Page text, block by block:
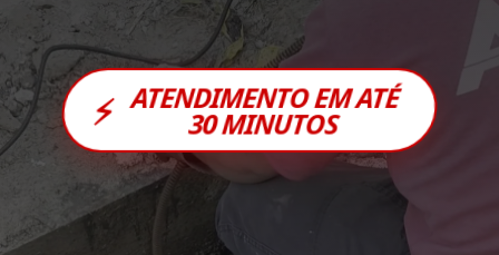
⚡ ATENDIMENTO EM ATÉ
30 MINUTOS